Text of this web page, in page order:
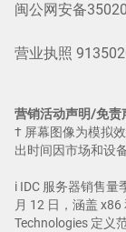
闽公网安备
营业执照
营销活动声明/免责
† 屏幕图像为模拟
出时间因市场和设
i IDC 服务器销售量
月 12 日，涵盖
Technologies 定义